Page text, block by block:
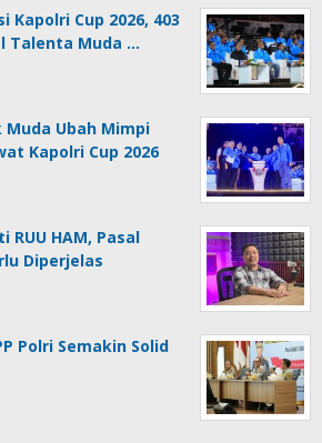
Kapolri Cup 2026, 403
Talenta Muda …
Ubah Mimpi
Kapolri Cup 2026
RUU HAM, Pasal
Diperjelas
Polri Semakin Solid